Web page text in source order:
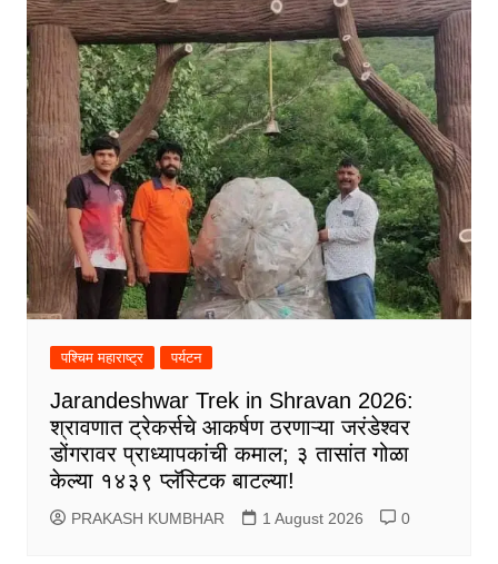
पश्चिम महाराष्ट्र पर्यटन
Jarandeshwar Trek in Shravan 2026:
श्रावणात ट्रेकर्सचे आकर्षण ठरणाऱ्या जरंडेश्वर
डोंगरावर प्राध्यापकांची कमाल; ३ तासांत गोळा
केल्या १४३९ प्लॅस्टिक बाटल्या!
PRAKASH KUMBHAR 1 August 2026 0